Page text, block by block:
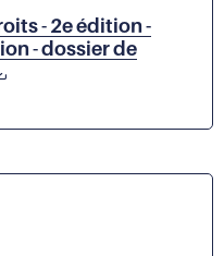
- 2e édition -
- dossier de